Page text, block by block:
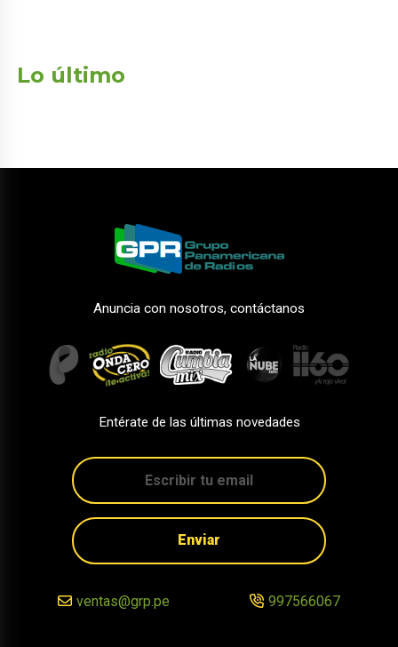
Lo último
Anuncia con nosotros, contáctanos
Entérate de las últimas novedades
Enviar
ventas@grp.pe 997566067